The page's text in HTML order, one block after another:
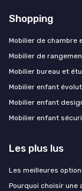
Shopping
Mobilier de chambre
Mobilier de
Mobilier bureau et
Mobilier enfant
Mobilier enfant
Mobilier enfant
Les plus lus
Les meilleures
Pourquoi choisir une